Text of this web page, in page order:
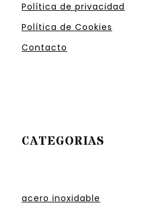
Política de privacidad
Política de Cookies
Contacto
CATEGORIAS
acero inoxidable